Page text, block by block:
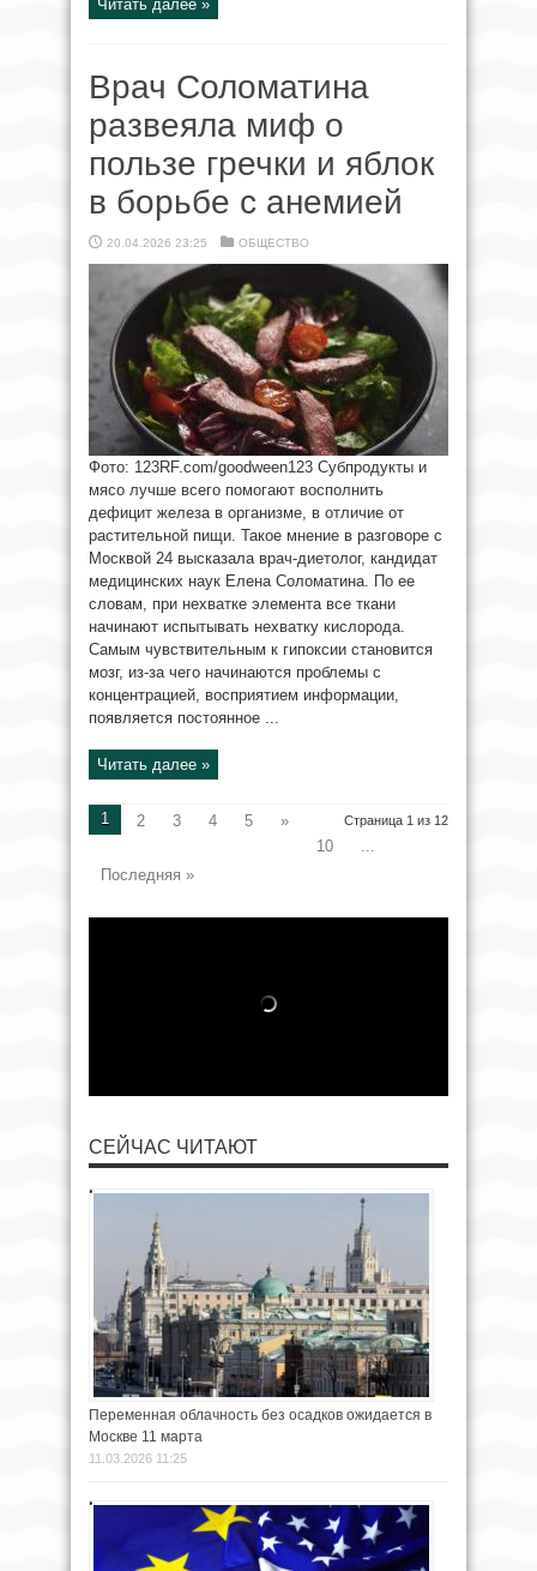
Читать далее »
Врач Соломатина
развеяла миф о
пользе гречки и яблок
в борьбе с анемией
20.04.2026 23:25 ОБЩЕСТВО
Фото: 123RF.com/goodween123 Субпродукты и
мясо лучше всего помогают восполнить
дефицит железа в организме, в отличие от
растительной пищи. Такое мнение в разговоре с
Москвой 24 высказала врач-диетолог, кандидат
медицинских наук Елена Соломатина. По ее
словам, при нехватке элемента все ткани
начинают испытывать нехватку кислорода.
Самым чувствительным к гипоксии становится
мозг, из-за чего начинаются проблемы с
концентрацией, восприятием информации,
появляется постоянное ...
Читать далее »
Страница 1 из 12
1 2 3 4 5
»
10
...
Последняя »
СЕЙЧАС ЧИТАЮТ
Переменная облачность без осадков ожидается в
Москве 11 марта
11.03.2026 11:25